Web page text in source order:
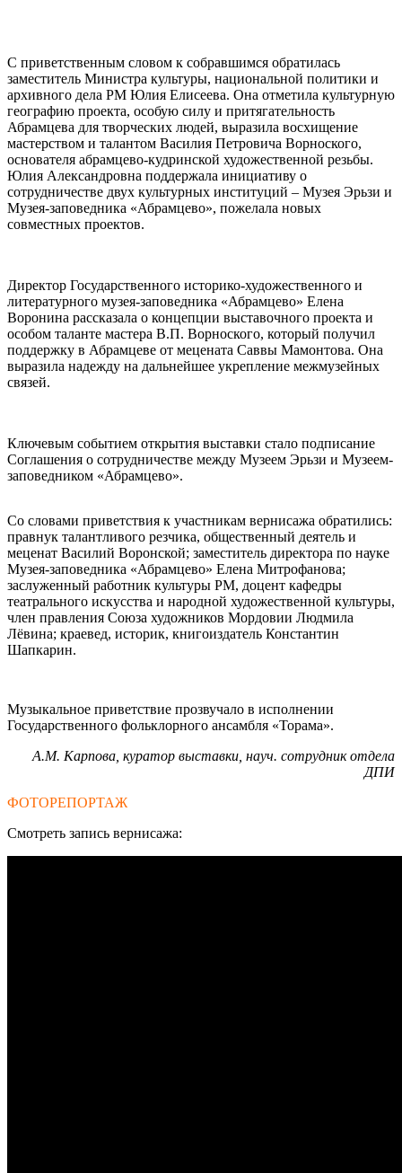
С приветственным словом к собравшимся обратилась
заместитель Министра культуры, национальной политики и
архивного дела РМ Юлия Елисеева. Она отметила культурную
географию проекта, особую силу и притягательность
Абрамцева для творческих людей, выразила восхищение
мастерством и талантом Василия Петровича Ворноского,
основателя абрамцево-кудринской художественной резьбы.
Юлия Александровна поддержала инициативу о
сотрудничестве двух культурных институций – Музея Эрьзи и
Музея-заповедника «Абрамцево», пожелала новых
совместных проектов.
Директор Государственного историко-художественного и
литературного музея-заповедника «Абрамцево» Елена
Воронина рассказала о концепции выставочного проекта и
особом таланте мастера В.П. Ворноского, который получил
поддержку в Абрамцеве от мецената Саввы Мамонтова. Она
выразила надежду на дальнейшее укрепление межмузейных
связей.
Ключевым событием открытия выставки стало подписание
Соглашения о сотрудничестве между Музеем Эрьзи и Музеем-
заповедником «Абрамцево».
Со словами приветствия к участникам вернисажа обратились:
правнук талантливого резчика, общественный деятель и
меценат Василий Воронской; заместитель директора по науке
Музея-заповедника «Абрамцево» Елена Митрофанова;
заслуженный работник культуры РМ, доцент кафедры
театрального искусства и народной художественной культуры,
член правления Союза художников Мордовии Людмила
Лёвина; краевед, историк, книгоиздатель Константин
Шапкарин.
Музыкальное приветствие прозвучало в исполнении
Государственного фольклорного ансамбля «Торама».
А.М. Карпова, куратор выставки, науч. сотрудник отдела
ДПИ
ФОТОРЕПОРТАЖ
Смотреть запись вернисажа: